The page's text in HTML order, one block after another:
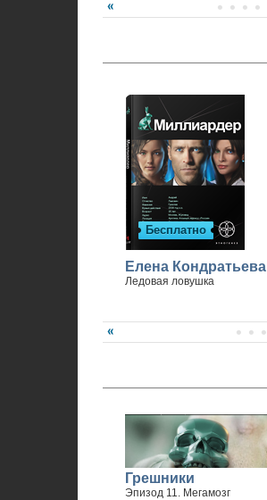
Победитель - Анна Ремез
Бесплатно
Елена Кондратьева
Ледовая ловушка
Грешники
Эпизод 11. Мегамозг